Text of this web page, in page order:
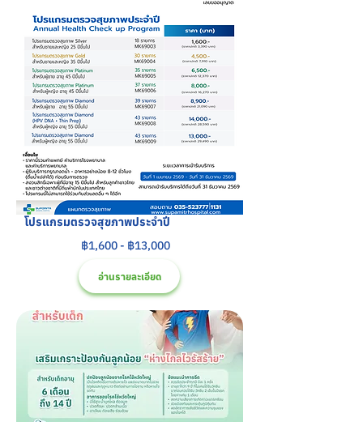
โปรแกรมตรวจสุขภาพประจำปี
฿1,600 - ฿13,000
อ่านรายละเอียด